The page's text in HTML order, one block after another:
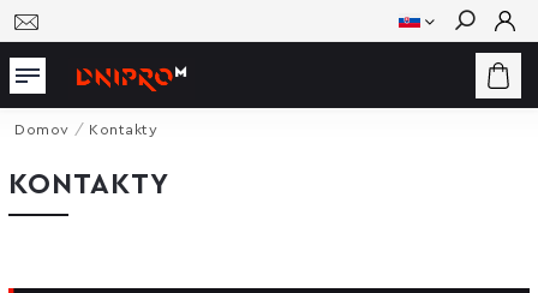
Hľadať
Domov / Kontakty
KONTAKTY